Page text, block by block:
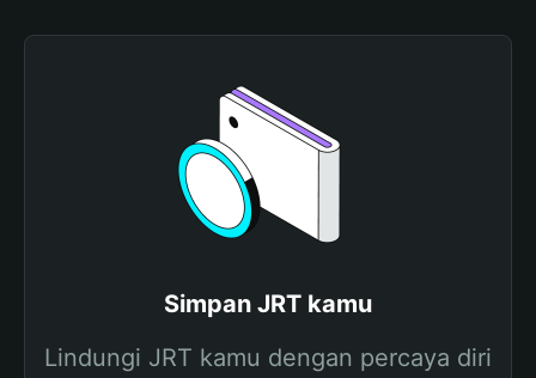
Simpan JRT kamu
Lindungi JRT kamu dengan percaya diri